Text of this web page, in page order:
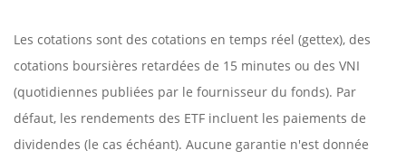
Les cotations sont des cotations en temps réel (gettex), des
cotations boursières retardées de 15 minutes ou des VNI
(quotidiennes publiées par le fournisseur du fonds). Par
défaut, les rendements des ETF incluent les paiements de
dividendes (le cas échéant). Aucune garantie n'est donnée